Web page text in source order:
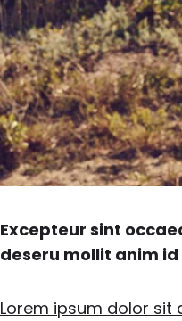
Excepteur sint
deseru mollit anim
Lorem ipsum dolor